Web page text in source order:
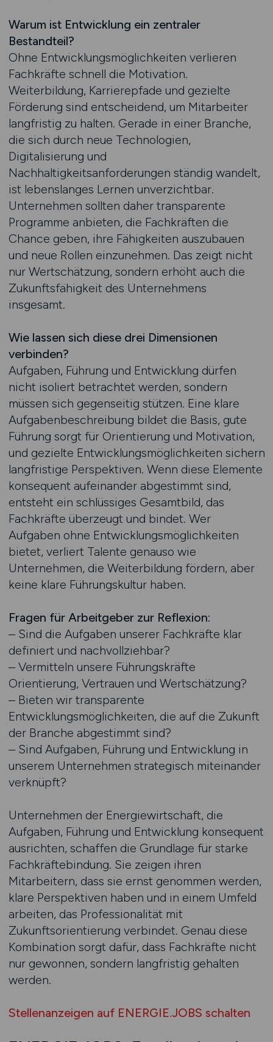
Warum ist Entwicklung ein zentraler
Bestandteil?
Ohne Entwicklungsmöglichkeiten verlieren
Fachkräfte schnell die Motivation.
Weiterbildung, Karrierepfade und gezielte
Förderung sind entscheidend, um Mitarbeiter
langfristig zu halten. Gerade in einer Branche,
die sich durch neue Technologien,
Digitalisierung und
Nachhaltigkeitsanforderungen ständig wandelt,
ist lebenslanges Lernen unverzichtbar.
Unternehmen sollten daher transparente
Programme anbieten, die Fachkräften die
Chance geben, ihre Fähigkeiten auszubauen
und neue Rollen einzunehmen. Das zeigt nicht
nur Wertschätzung, sondern erhöht auch die
Zukunftsfähigkeit des Unternehmens
insgesamt.
Wie lassen sich diese drei Dimensionen
verbinden?
Aufgaben, Führung und Entwicklung dürfen
nicht isoliert betrachtet werden, sondern
müssen sich gegenseitig stützen. Eine klare
Aufgabenbeschreibung bildet die Basis, gute
Führung sorgt für Orientierung und Motivation,
und gezielte Entwicklungsmöglichkeiten sichern
langfristige Perspektiven. Wenn diese Elemente
konsequent aufeinander abgestimmt sind,
entsteht ein schlüssiges Gesamtbild, das
Fachkräfte überzeugt und bindet. Wer
Aufgaben ohne Entwicklungsmöglichkeiten
bietet, verliert Talente genauso wie
Unternehmen, die Weiterbildung fördern, aber
keine klare Führungskultur haben.
Fragen für Arbeitgeber zur Reflexion:
– Sind die Aufgaben unserer Fachkräfte klar
definiert und nachvollziehbar?
– Vermitteln unsere Führungskräfte
Orientierung, Vertrauen und Wertschätzung?
– Bieten wir transparente
Entwicklungsmöglichkeiten, die auf die Zukunft
der Branche abgestimmt sind?
– Sind Aufgaben, Führung und Entwicklung in
unserem Unternehmen strategisch miteinander
verknüpft?
Unternehmen der Energiewirtschaft, die
Aufgaben, Führung und Entwicklung konsequent
ausrichten, schaffen die Grundlage für starke
Fachkräftebindung. Sie zeigen ihren
Mitarbeitern, dass sie ernst genommen werden,
klare Perspektiven haben und in einem Umfeld
arbeiten, das Professionalität mit
Zukunftsorientierung verbindet. Genau diese
Kombination sorgt dafür, dass Fachkräfte nicht
nur gewonnen, sondern langfristig gehalten
werden.
Stellenanzeigen auf ENERGIE.JOBS schalten